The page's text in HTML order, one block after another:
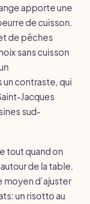
apporte une
de cuisson.
de pêches
sans cuisson
contraste, qui
Jacques
sud-
tout quand on
de la table.
d’ajuster
un risotto au